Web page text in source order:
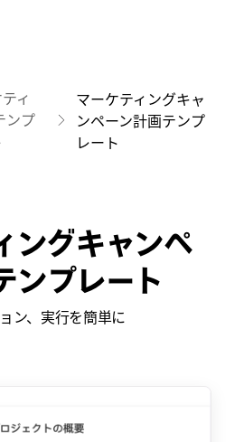
ィ
ンプ
マーケティングキャ
ンペーン計画テンプ
レート
ングキャンペ
ンプレート
ン、実行を簡単に